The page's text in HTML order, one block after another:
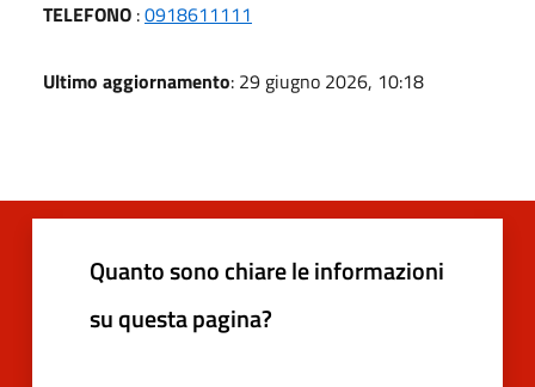
TELEFONO :0918611111
Ultimo aggiornamento: 29 giugno 2026, 10:18
Quanto sono chiare le informazioni
su questa pagina?